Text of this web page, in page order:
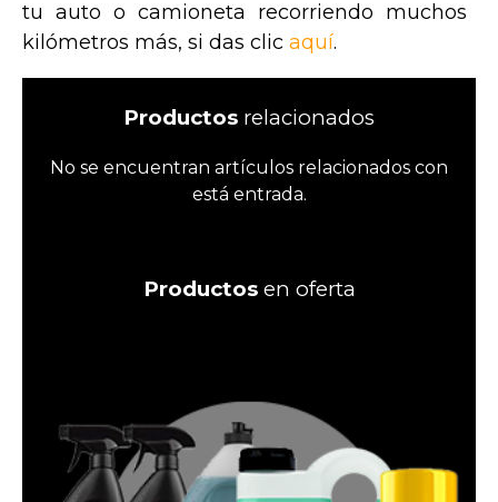
tu auto o camioneta recorriendo muchos
kilómetros más, si das clic aquí.
Productos relacionados
No se encuentran artículos relacionados con
está entrada.
Productosen oferta